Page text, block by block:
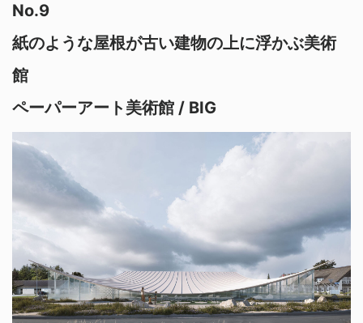
No.9
紙のような屋根が古い建物の上に浮かぶ美術
館
ペーパーアート美術館 / BIG